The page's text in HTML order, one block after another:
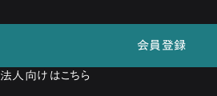
会員登録
法人向けはこちら